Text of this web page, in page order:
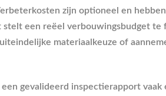
zijn optioneel en
stelt een reëel verbouwingsbudget
materiaalkeuze of
gevalideerd inspectierapport